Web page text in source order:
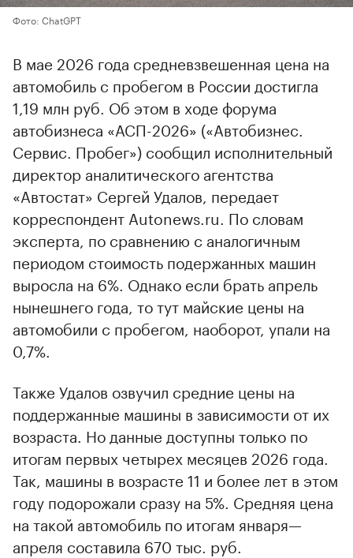
Фото: ChatGPT
В мае 2026 года средневзвешенная цена на
автомобиль с пробегом в России достигла
1,19 млн руб. Об этом в ходе форума
автобизнеса «АСП-2026» («Автобизнес.
Сервис. Пробег») сообщил исполнительный
директор аналитического агентства
«Автостат» Сергей Удалов, передает
корреспондент Autonews.ru. По словам
эксперта, по сравнению с аналогичным
периодом стоимость подержанных машин
выросла на 6%. Однако если брать апрель
нынешнего года, то тут майские цены на
автомобили с пробегом, наоборот, упали на
0,7%.
Также Удалов озвучил средние цены на
поддержанные машины в зависимости от их
возраста. Но данные доступны только по
итогам первых четырех месяцев 2026 года.
Так, машины в возрасте 11 и более лет в этом
году подорожали сразу на 5%. Средняя цена
на такой автомобиль по итогам января—
апреля составила 670 тыс. руб.